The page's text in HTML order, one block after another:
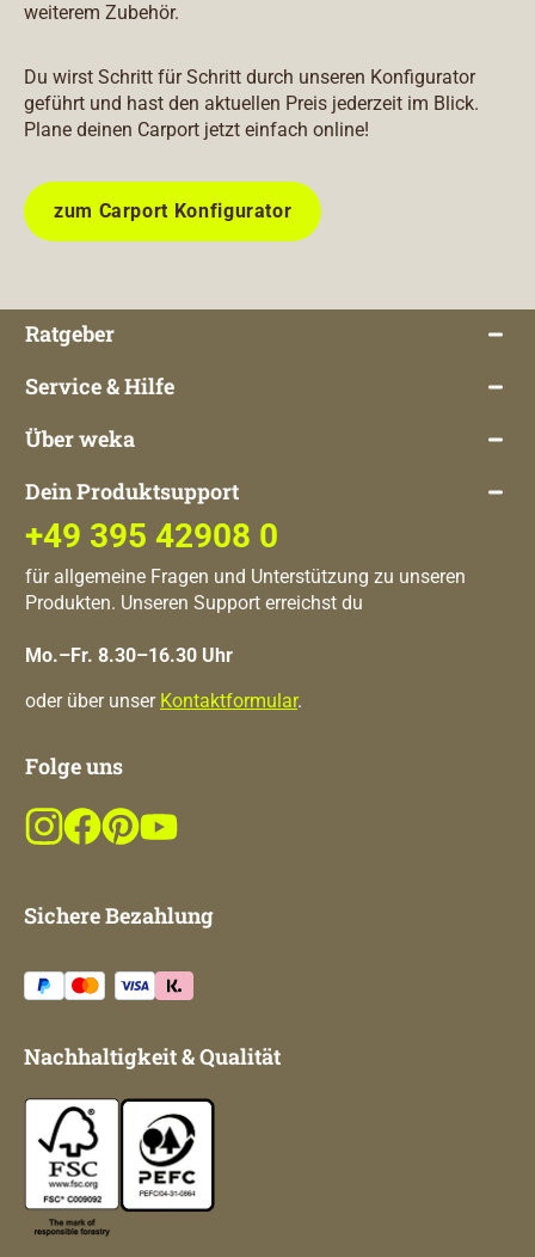
weiterem Zubehör.
Du wirst Schritt für Schritt durch unseren Konfigurator
geführt und hast den aktuellen Preis jederzeit im Blick.
Plane deinen Carport jetzt einfach online!
zum Carport Konfigurator
Ratgeber
Service & Hilfe
Über weka
Dein Produktsupport
+49 395 42908 0
für allgemeine Fragen und Unterstützung zu unseren
Produkten. Unseren Support erreichst du
Mo.–Fr. 8.30–16.30 Uhr
oder über unser Kontaktformular.
Folge uns
Sichere Bezahlung
Nachhaltigkeit & Qualität